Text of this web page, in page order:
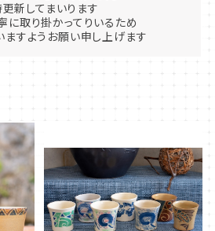
新してまいります
に取り掛かってりいるため
ますようお願い申し上げます